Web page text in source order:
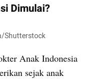
Dimulai?
Shutterstock
Anak Indonesia
sejak anak